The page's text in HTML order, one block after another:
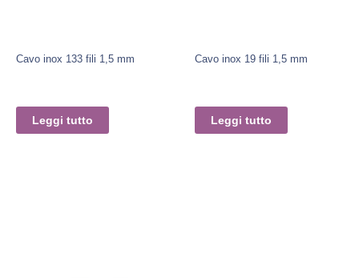
Cavo inox 133 fili 1,5 mm
Leggi tutto
Cavo inox 19 fili 1,5 mm
Leggi tutto